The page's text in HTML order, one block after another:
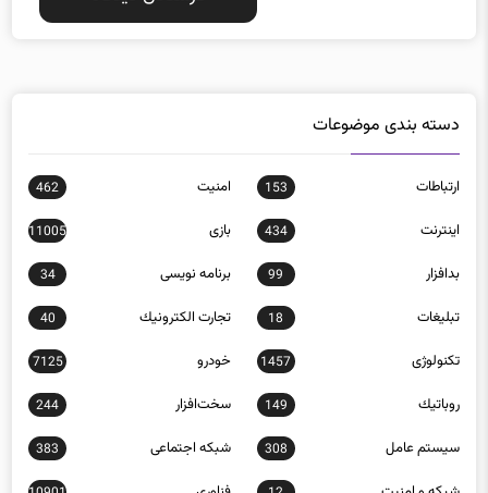
ارتباطات
اينترنت 434 بازی 11005
بدافزار 99 برنامه نويسی 34
تبلیغات 18 تجارت الكترونيك 40
تکنولوژی 1457 خودرو 7125
روباتيك 149 سخت‌افزار 244
سيستم عامل 308 شبكه اجتماعی 383
شبكه و امنيت 12 فناوری 10901